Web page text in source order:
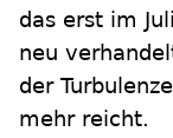
das erst im
neu
der
mehr reicht.